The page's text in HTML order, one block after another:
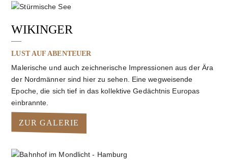
WIKINGER
LUST AUF ABENTEUER
Malerische und auch zeichnerische Impressionen aus der Ära
der Nordmänner sind hier zu sehen. Eine wegweisende
Epoche, die sich tief in das kollektive Gedächtnis Europas
einbrannte.
ZUR GALERIE